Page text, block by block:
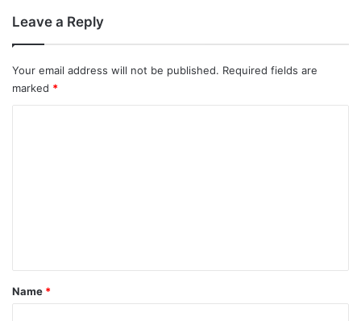
Leave a Reply
Your email address will not be published. Required fields are
marked *
*
Name *